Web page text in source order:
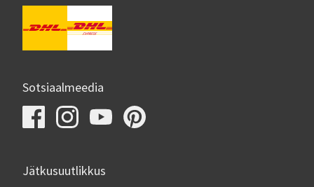
Sotsiaalmeedia
Jätkusuutlikkus